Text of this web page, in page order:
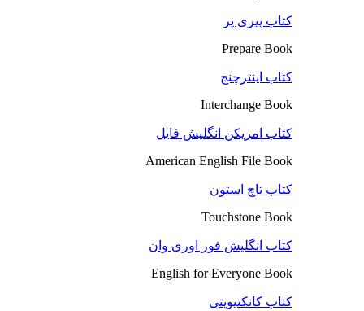
کتاب پیری پر
Prepare Book
کتاب اینترچنج
Interchange Book
کتاب امریکن انگلیش فایل
American English File Book
کتاب تاچ استون
Touchstone Book
کتاب انگلیش فور اوری وان
English for Everyone Book
کتاب کانکتیویتی